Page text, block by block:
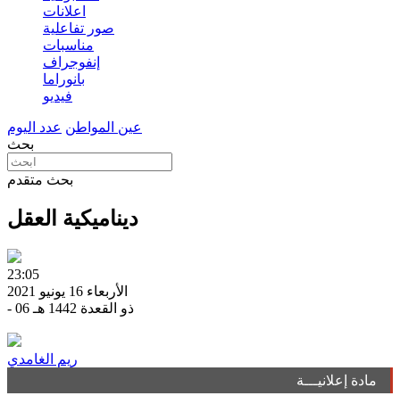
اعلانات
صور تفاعلية
مناسبات
إنفوجراف
بانوراما
فيديو
عين المواطن عدد اليوم
بحث
بحث متقدم
ديناميكية العقل
23:05
الأربعاء 16 يونيو 2021
- 06 ذو القعدة 1442 هـ
ريم الغامدي
مادة إعلانيـــة